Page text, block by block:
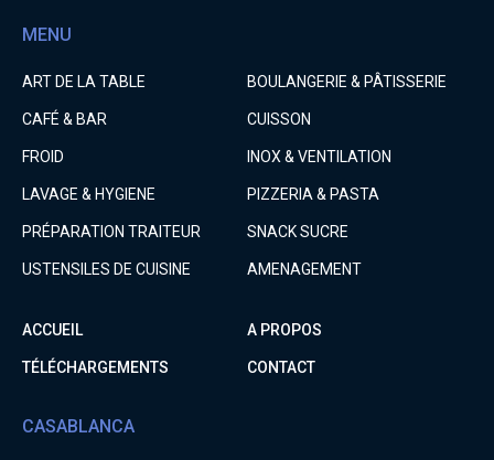
MENU
ART DE LA TABLE BOULANGERIE & PÂTISSERIE
CAFÉ & BAR CUISSON
FROID INOX & VENTILATION
LAVAGE & HYGIENE PIZZERIA & PASTA
PRÉPARATION TRAITEUR SNACK SUCRE
USTENSILES DE CUISINE AMENAGEMENT
ACCUEIL A PROPOS
TÉLÉCHARGEMENTS CONTACT
CASABLANCA